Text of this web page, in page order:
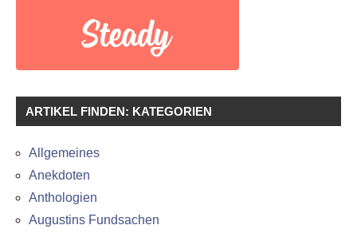
ARTIKEL FINDEN: KATEGORIEN
Allgemeines
Anekdoten
Anthologien
Augustins Fundsachen